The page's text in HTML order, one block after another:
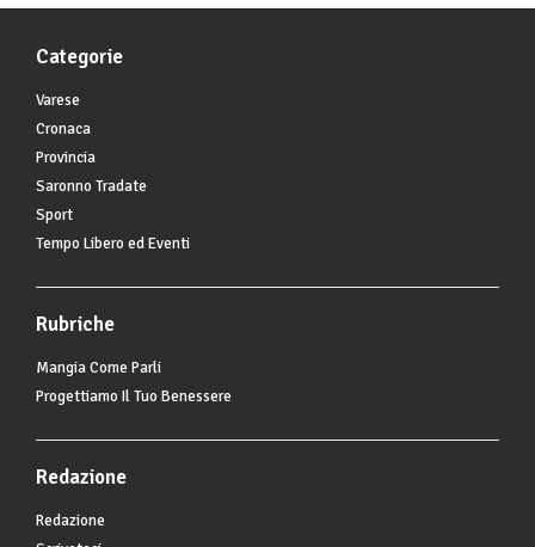
Categorie
Varese
Cronaca
Provincia
Saronno Tradate
Sport
Tempo Libero ed Eventi
Rubriche
Mangia Come Parli
Progettiamo Il Tuo Benessere
Redazione
Redazione